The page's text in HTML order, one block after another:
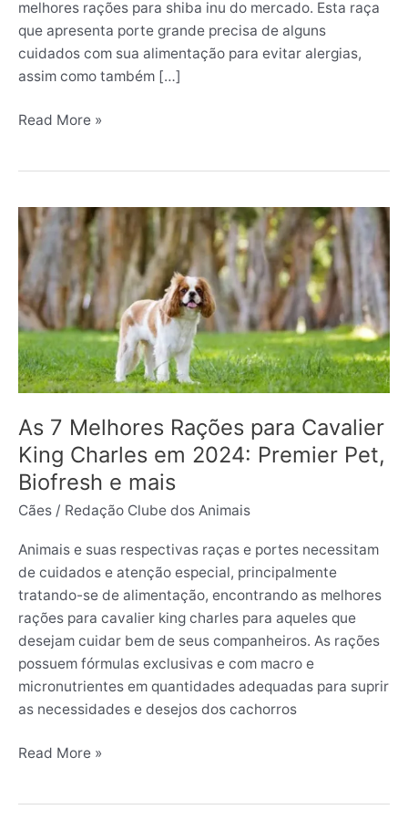
melhores rações para shiba inu do mercado. Esta raça
que apresenta porte grande precisa de alguns
cuidados com sua alimentação para evitar alergias,
assim como também […]
Read More »
As 7 Melhores Rações para Cavalier
King Charles em 2024: Premier Pet,
Biofresh e mais
Cães / Redação Clube dos Animais
Animais e suas respectivas raças e portes necessitam
de cuidados e atenção especial, principalmente
tratando-se de alimentação, encontrando as melhores
rações para cavalier king charles para aqueles que
desejam cuidar bem de seus companheiros. As rações
possuem fórmulas exclusivas e com macro e
micronutrientes em quantidades adequadas para suprir
as necessidades e desejos dos cachorros
As
7
Melhores
Rações
para
Cavalier
King
Charles
2024:
Premier
Pet,
Biofresh
e
Read More »